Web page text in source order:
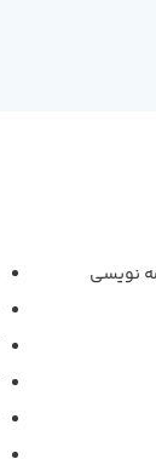
نویسی